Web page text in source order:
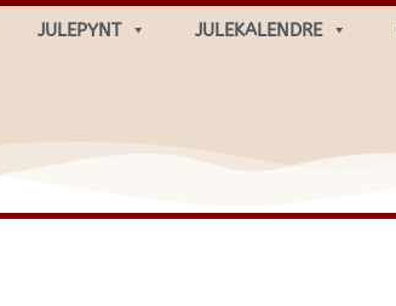
JULEPYNT JULEKALENDRE